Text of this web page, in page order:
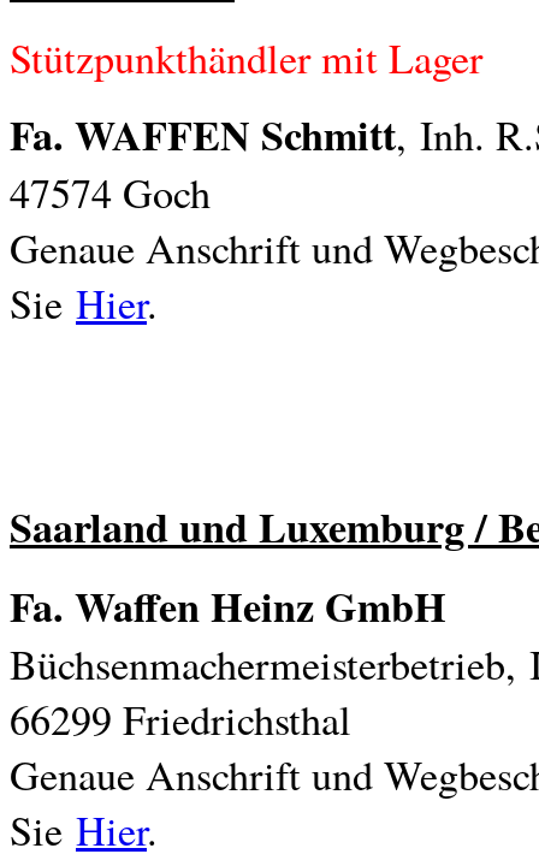
Stützpunkthändler mit Lager
Fa. WAFFEN Schmitt, Inh.
47574 Goch
Genaue Anschrift und
Sie Hier.
Saarland und Luxemburg /
Fa. Waffen Heinz GmbH
Büchsenmachermeisterbetrieb,
66299 Friedrichsthal
Genaue Anschrift und
Sie Hier.